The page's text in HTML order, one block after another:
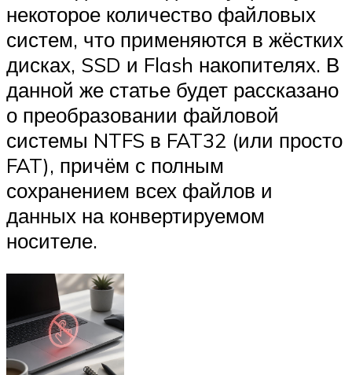
некоторое количество файловых
систем, что применяются в жёстких
дисках, SSD и Flash накопителях. В
данной же статье будет рассказано
о преобразовании файловой
системы NTFS в FAT32 (или просто
FAT), причём с полным
сохранением всех файлов и
данных на конвертируемом
носителе.